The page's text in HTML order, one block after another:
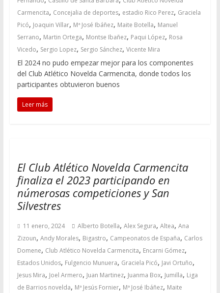
Carmencita, Concejalia de deportes, estadio Rico Perez, Graciela
Picó, Joaquin Villar, Mª José Ibáñez, Maite Botella, Manuel
Serrano, Martin Ortega, Montse Ibañez, Paqui López, Rosa
Vicedo, Sergio Lopez, Sergio Sánchez, Vicente Mira
El 2024 no pudo empezar mejor para los componentes
del Club Atlético Novelda Carmencita, donde todos los
participantes obtuvieron buenos
Leer más
El Club Atlético Novelda Carmencita
finaliza el 2023 participando en
númerosas competiciones y San
Silvestres
11 enero, 2024 Alberto Botella, Alex Segura, Altea, Ana
Zizoun, Andy Morales, Bigastro, Campeonatos de España, Carlos
Domene, Club Atlético Novelda Carmencita, Encarni Gómez,
Estados Unidos, Fulgencio Munuera, Graciela Picó, Javi Ortuño,
Jesus Mira, Joel Armero, Juan Martinez, Juanma Box, Jumilla, Liga
de Barrios novelda, Mª Jesús Fornier, Mª José Ibáñez, Maite